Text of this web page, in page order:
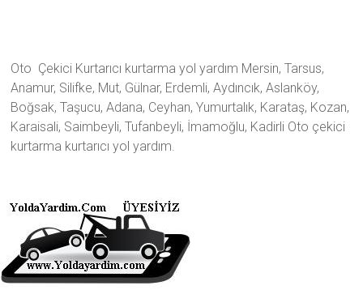
Oto Çekici Kurtarıcı kurtarma yol yardım Mersin, Tarsus,
Anamur, Silifke, Mut, Gülnar, Erdemli, Aydıncık, Aslanköy,
Boğsak, Taşucu, Adana, Ceyhan, Yumurtalık, Karataş, Kozan,
Karaisali, Saimbeyli, Tufanbeyli, İmamoğlu, Kadirli Oto çekici
kurtarma kurtarıcı yol yardım.